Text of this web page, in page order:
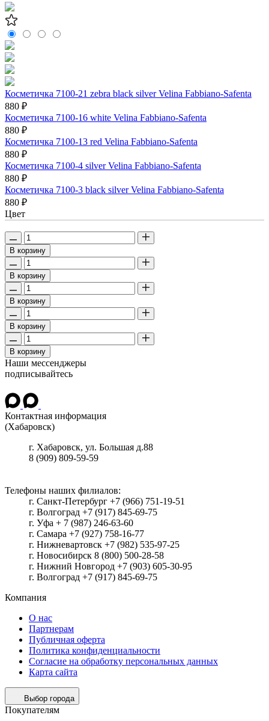
Косметичка 7100-21 zebra black silver Velina Fabbiano-Safenta
880 ₽
Косметичка 7100-16 white Velina Fabbiano-Safenta
880 ₽
Косметичка 7100-13 red Velina Fabbiano-Safenta
880 ₽
Косметичка 7100-4 silver Velina Fabbiano-Safenta
880 ₽
Косметичка 7100-3 black silver Velina Fabbiano-Safenta
880 ₽
Цвет
В корзину
В корзину
В корзину
В корзину
В корзину
Наши мессенджеры
подписывайтесь
Контактная информация
(Хабаровск)
г. Хабаровск, ул. Большая д.88
8 (909) 809-59-59
Телефоны наших филиалов:
г. Санкт-Петербург +7 (966) 751-19-51
г. Волгоград +7 (917) 845-69-75
г. Уфа + 7 (987) 246-63-60
г. Самара +7 (927) 758-16-77
г. Нижневартовск +7 (982) 535-97-25
г. Новосибирск 8 (800) 500-28-58
г. Нижний Новгород +7 (903) 605-30-95
г. Волгоград +7 (917) 845-69-75
Компания
О нас
Партнерам
Публичная оферта
Политика конфиденциальности
Согласие на обработку персональных данных
Карта сайта
Выбор города
Покупателям